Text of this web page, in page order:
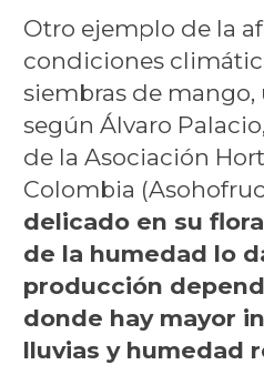
Otro ejemplo de la
condiciones
siembras de mango,
según Álvaro
de la Asociación
Colombia
delicado en su
de la humedad lo
producción
donde hay mayor
lluvias y humedad